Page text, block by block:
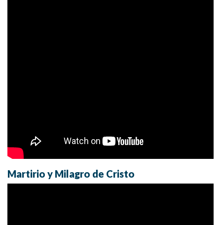
Martirio y Milagro de Cristo